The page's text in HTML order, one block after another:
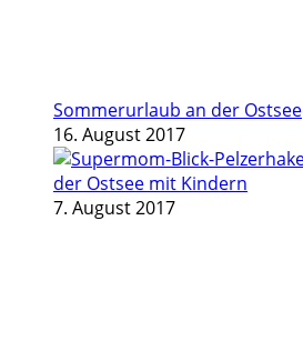
Sommerurlaub an der Ostsee
16. August 2017
der Ostsee mit Kindern
7. August 2017